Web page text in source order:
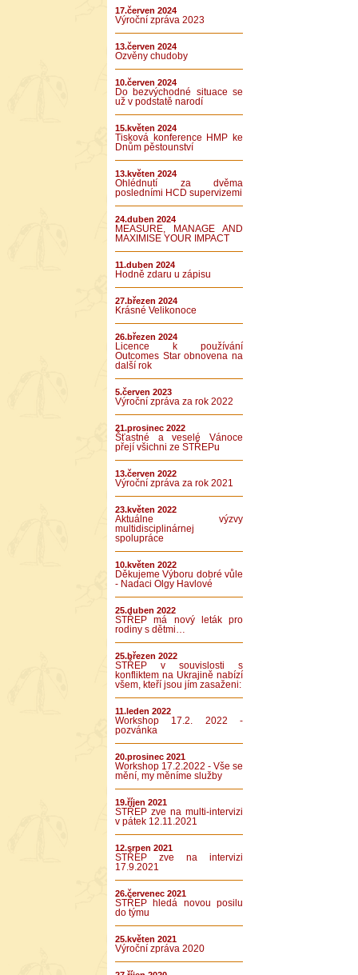
17.červen 2024
Výroční zpráva 2023
13.červen 2024
Ozvěny chudoby
10.červen 2024
Do bezvýchodné situace se
už v podstatě narodí
15.květen 2024
Tisková konference HMP ke
Dnům pěstounství
13.květen 2024
Ohlédnutí za dvěma
posledními HCD supervizemi
24.duben 2024
MEASURE, MANAGE AND
MAXIMISE YOUR IMPACT
11.duben 2024
Hodně zdaru u zápisu
27.březen 2024
Krásné Velikonoce
26.březen 2024
Licence k používání
Outcomes Star obnovena na
další rok
5.červen 2023
Výroční zpráva za rok 2022
21.prosinec 2022
Šťastné a veselé Vánoce
přejí všichni ze STŘEPu
13.červen 2022
Výroční zpráva za rok 2021
23.květen 2022
Aktuálne výzvy
multidisciplinárnej
spolupráce
10.květen 2022
Děkujeme Výboru dobré vůle
- Nadaci Olgy Havlové
25.duben 2022
STŘEP má nový leták pro
rodiny s dětmi…
25.březen 2022
STŘEP v souvislosti s
konfliktem na Ukrajině nabízí
všem, kteří jsou jím zasaženi:
11.leden 2022
Workshop 17.2. 2022 -
pozvánka
20.prosinec 2021
Workshop 17.2.2022 - Vše se
mění, my měníme služby
19.říjen 2021
STŘEP zve na multi-intervizi
v pátek 12.11.2021
12.srpen 2021
STŘEP zve na intervizi
17.9.2021
26.červenec 2021
STŘEP hledá novou posilu
do týmu
25.květen 2021
Výroční zpráva 2020